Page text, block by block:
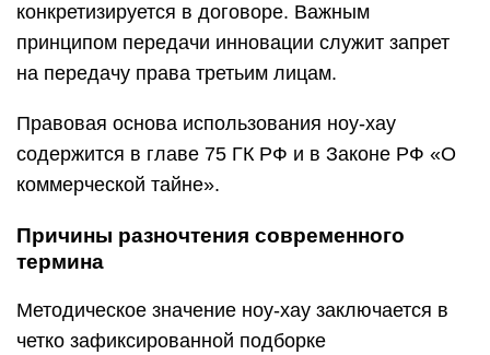
конкретизируется в договоре. Важным
принципом передачи инновации служит запрет
на передачу права третьим лицам.
Правовая основа использования ноу-хау
содержится в главе 75 ГК РФ и в Законе РФ «О
коммерческой тайне».
Причины разночтения современного
термина
Методическое значение ноу-хау заключается в
четко зафиксированной подборке